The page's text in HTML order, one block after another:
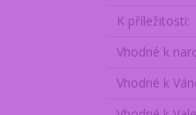
K příležitosti
Vhodné k
Vhodné k